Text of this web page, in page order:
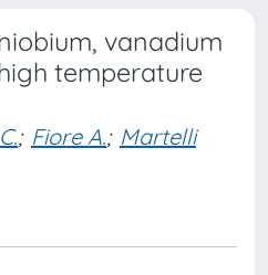
vanadium
temperature
; Fiore A.; Martelli